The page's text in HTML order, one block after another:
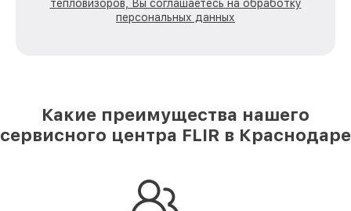
тепловизоров, Вы соглашаетесь на обработку
персональных данных
Какие преимущества нашего
сервисного центра FLIR в Краснодаре